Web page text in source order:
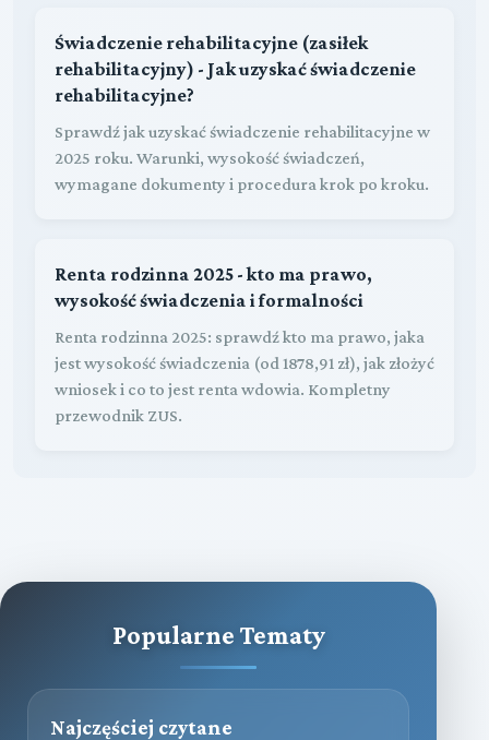
Świadczenie rehabilitacyjne (zasiłek
rehabilitacyjny) - Jak uzyskać świadczenie
rehabilitacyjne?
Sprawdź jak uzyskać świadczenie rehabilitacyjne w
2025 roku. Warunki, wysokość świadczeń,
wymagane dokumenty i procedura krok po kroku.
Renta rodzinna 2025 - kto ma prawo,
wysokość świadczenia i formalności
Renta rodzinna 2025: sprawdź kto ma prawo, jaka
jest wysokość świadczenia (od 1878,91 zł), jak złożyć
wniosek i co to jest renta wdowia. Kompletny
przewodnik ZUS.
Popularne Tematy
Najczęściej czytane